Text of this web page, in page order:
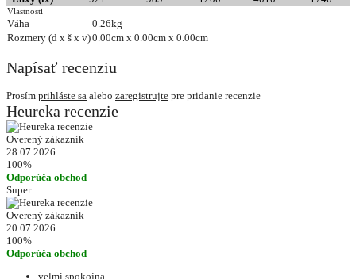
Vlastnosti
Váha
0.26kg
Rozmery (d x š x v)0.00cm x 0.00cm x 0.00cm
Napísať recenziu
Prosím prihláste sa alebo zaregistrujte pre pridanie recenzie
Heureka recenzie
Overený zákazník
28.07.2026
100%
Odporúča obchod
Super.
Overený zákazník
20.07.2026
100%
Odporúča obchod
velmi spokojna